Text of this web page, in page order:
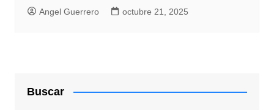
Angel Guerrero octubre 21, 2025
Buscar